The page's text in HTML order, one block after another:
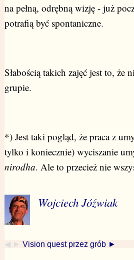
na pełną, odrębną wizję - już
potrafią być spontaniczne.
Słabością takich zajęć jest to, że
grupie.
*) Jest taki pogląd, że praca z
tylko i koniecznie) wyciszanie
nirodha. Ale to przecież nie
Wojciech Jóźwiak
◀ ► Vision quest przez grób ►